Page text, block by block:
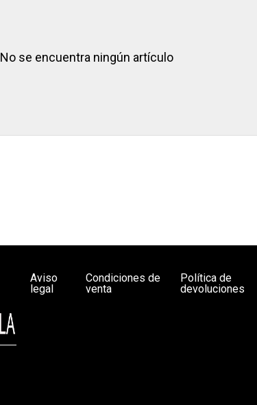
No se encuentra ningún artículo
Aviso
legal
Condiciones de
venta
Política de
devoluciones